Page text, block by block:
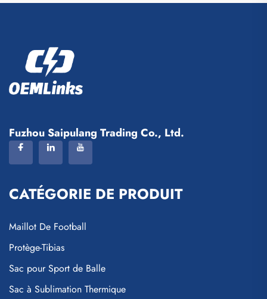
Fuzhou Saipulang Trading Co., Ltd.
CATÉGORIE DE PRODUIT
Maillot De Football
Protège-Tibias
Sac pour Sport de Balle
Sac à Sublimation Thermique